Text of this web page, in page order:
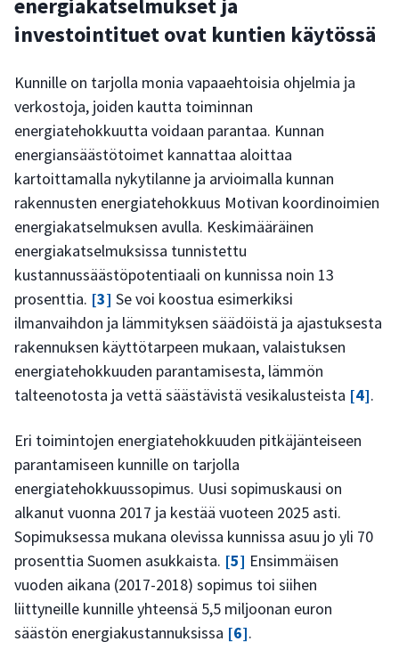
energiakatselmukset ja
investointituet ovat kuntien käytössä
Kunnille on tarjolla monia vapaaehtoisia ohjelmia ja
verkostoja, joiden kautta toiminnan
energiatehokkuutta voidaan parantaa. Kunnan
energiansäästötoimet kannattaa aloittaa
kartoittamalla nykytilanne ja arvioimalla kunnan
rakennusten energiatehokkuus Motivan koordinoimien
energiakatselmuksen avulla. Keskimääräinen
energiakatselmuksissa tunnistettu
kustannussäästöpotentiaali on kunnissa noin 13
prosenttia. [3] Se voi koostua esimerkiksi
ilmanvaihdon ja lämmityksen säädöistä ja ajastuksesta
rakennuksen käyttötarpeen mukaan, valaistuksen
energiatehokkuuden parantamisesta, lämmön
talteenotosta ja vettä säästävistä vesikalusteista [4].
Eri toimintojen energiatehokkuuden pitkäjänteiseen
parantamiseen kunnille on tarjolla
energiatehokkuussopimus. Uusi sopimuskausi on
alkanut vuonna 2017 ja kestää vuoteen 2025 asti.
Sopimuksessa mukana olevissa kunnissa asuu jo yli 70
prosenttia Suomen asukkaista. [5] Ensimmäisen
vuoden aikana (2017-2018) sopimus toi siihen
liittyneille kunnille yhteensä 5,5 miljoonan euron
säästön energiakustannuksissa [6].